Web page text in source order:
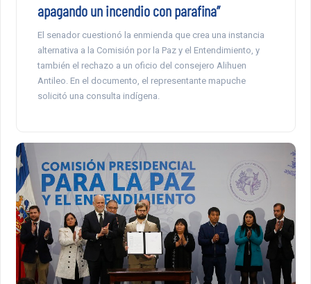
apagando un incendio con parafina”
El senador cuestionó la enmienda que crea una instancia
alternativa a la Comisión por la Paz y el Entendimiento, y
también el rechazo a un oficio del consejero Alihuen
Antileo. En el documento, el representante mapuche
solicitó una consulta indígena.